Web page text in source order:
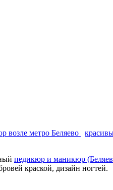
возле метро Беляево
педикюр и маникюр
краской, дизайн ногтей.